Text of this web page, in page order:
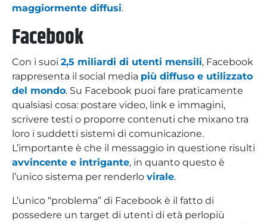
maggiormente diffusi.
Facebook
Con i suoi 2,5 miliardi di utenti mensili, Facebook
rappresenta il social media più diffuso e utilizzato
del mondo. Su Facebook puoi fare praticamente
qualsiasi cosa: postare video, link e immagini,
scrivere testi o proporre contenuti che mixano tra
loro i suddetti sistemi di comunicazione.
L’importante è che il messaggio in questione risulti
avvincente e intrigante, in quanto questo è
l’unico sistema per renderlo virale.
L’unico “problema” di Facebook è il fatto di
possedere un target di utenti di età perlopiù